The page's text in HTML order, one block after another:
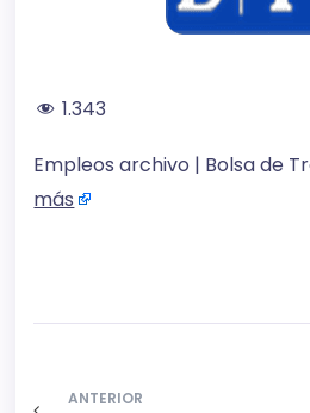
1.343
Empleos archivo | Bolsa de
más
ANTERIOR